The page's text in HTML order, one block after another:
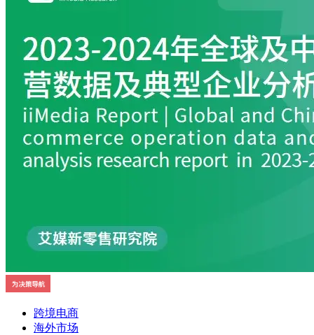
跨境电商
海外市场